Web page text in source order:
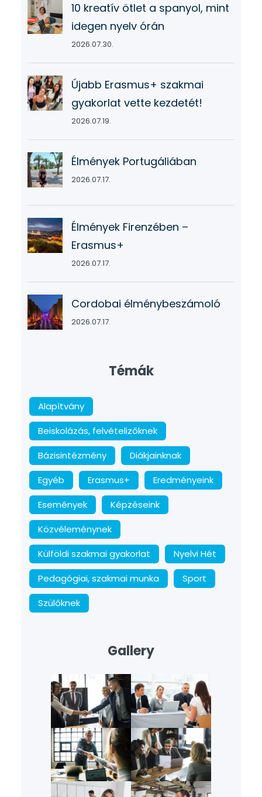
10 kreatív ötlet a spanyol, mint
idegen nyelv órán
2026.07.30.
Újabb Erasmus+ szakmai
gyakorlat vette kezdetét!
2026.07.19.
Élmények Portugáliában
2026.07.17.
Élmények Firenzében –
Erasmus+
2026.07.17.
Cordobai élménybeszámoló
2026.07.17.
Témák
Alapítvány
Beiskolázás, felvételizőknek
Bázisintézmény
Diákjainknak
Egyéb
Erasmus+
Eredményeink
Események
Képzéseink
Közvéleménynek
Külföldi szakmai gyakorlat
Nyelvi Hét
Pedagógiai, szakmai munka
Sport
Szülőknek
Gallery